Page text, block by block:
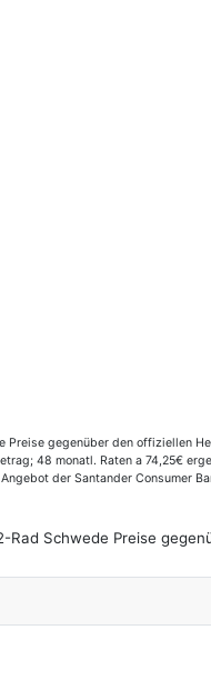
gegenüber den offiziellen
48 monatl. Raten a 74,25€
der Santander Consumer
Schwede Preise